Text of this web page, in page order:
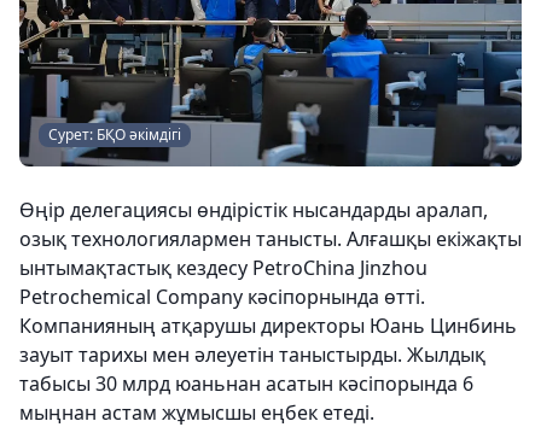
Сурет: БҚО әкімдігі
Өңір делегациясы өндірістік нысандарды аралап,
озық технологиялармен танысты. Алғашқы екіжақты
ынтымақтастық кездесу PetroChina Jinzhou
Petrochemical Company кәсіпорнында өтті.
Компанияның атқарушы директоры Юань Цинбинь
зауыт тарихы мен әлеуетін таныстырды. Жылдық
табысы 30 млрд юаньнан асатын кәсіпорында 6
мыңнан астам жұмысшы еңбек етеді.